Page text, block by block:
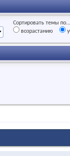
Сортировать темы по...
возрастанию